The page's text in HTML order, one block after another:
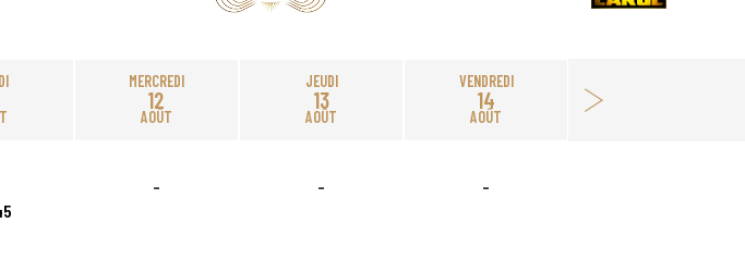
MERCREDI
12
AOÛT
JEUDI
13
AOÛT
VENDREDI
14
AOÛT
- - -